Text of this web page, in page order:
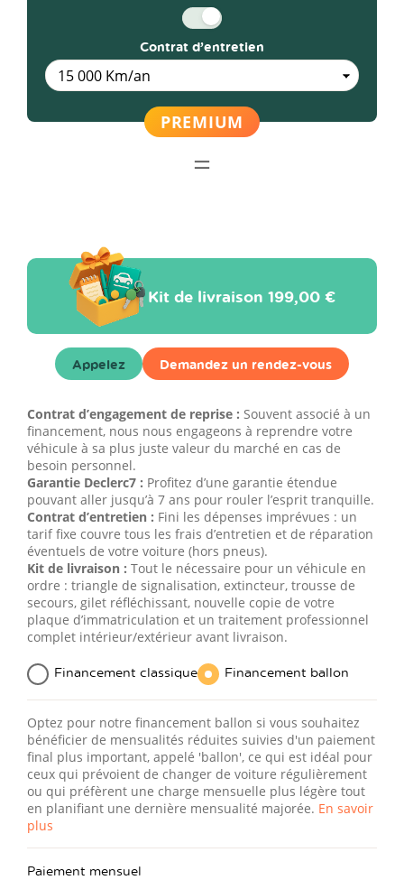
Contrat d’entretien
Kit de livraison 199,00 €
Appelez Demandez un rendez-vous
Contrat d’engagement de reprise : Souvent associé à un
financement, nous nous engageons à reprendre votre
véhicule à sa plus juste valeur du marché en cas de
besoin personnel.
Garantie Declerc7 : Profitez d’une garantie étendue
pouvant aller jusqu’à 7 ans pour rouler l’esprit tranquille.
Contrat d’entretien : Fini les dépenses imprévues : un
tarif fixe couvre tous les frais d’entretien et de réparation
éventuels de votre voiture (hors pneus).
Kit de livraison : Tout le nécessaire pour un véhicule en
ordre : triangle de signalisation, extincteur, trousse de
secours, gilet réfléchissant, nouvelle copie de votre
plaque d’immatriculation et un traitement professionnel
complet intérieur/extérieur avant livraison.
Financement classique Financement ballon
Optez pour notre financement ballon si vous souhaitez
bénéficier de mensualités réduites suivies d'un paiement
final plus important, appelé 'ballon', ce qui est idéal pour
ceux qui prévoient de changer de voiture régulièrement
ou qui préfèrent une charge mensuelle plus légère tout
en planifiant une dernière mensualité majorée. En savoir
plus
Paiement mensuel